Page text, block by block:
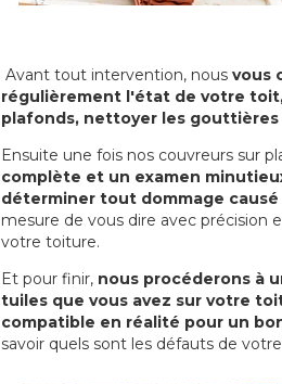
Avant tout intervention, nous vous
régulièrement l'état de votre
plafonds, nettoyer les
Ensuite une fois nos couvreurs sur
complète et un examen
déterminer tout dommage
mesure de vous dire avec précision
votre toiture.
Et pour finir, nous procéderons à
tuiles que vous avez sur votre
compatible en réalité pour un
savoir quels sont les défauts de